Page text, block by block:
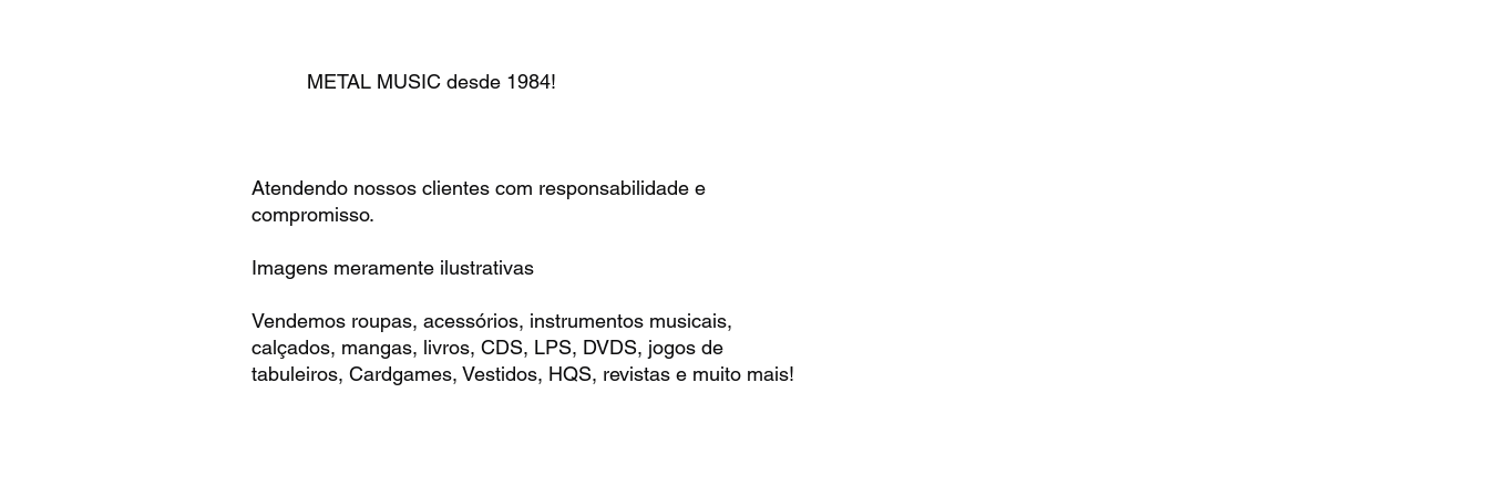
METAL MUSIC desde 1984!
Atendendo nossos clientes com responsabilidade e
compromisso.
Imagens meramente ilustrativas
Vendemos roupas, acessórios, instrumentos musicais,
calçados, mangas, livros, CDS, LPS, DVDS, jogos de
tabuleiros, Cardgames, Vestidos, HQS, revistas e muito mais!